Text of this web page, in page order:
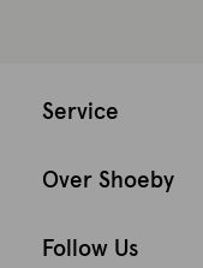
Service
Over Shoeby
Follow Us